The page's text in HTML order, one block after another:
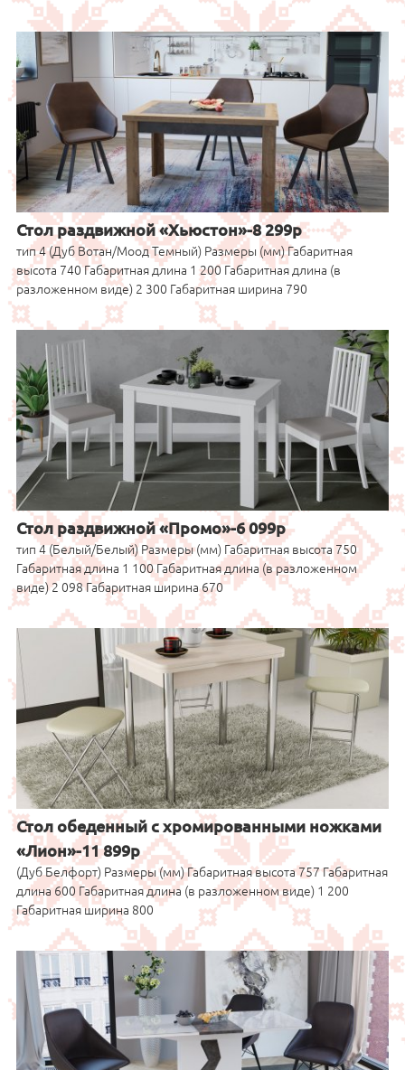
Стол раздвижной «Хьюстон»-8 299р
тип 4 (Дуб Вотан/Моод Темный) Размеры (мм) Габаритная
высота 740 Габаритная длина 1 200 Габаритная длина (в
разложенном виде) 2 300 Габаритная ширина 790
Стол раздвижной «Промо»-6 099р
тип 4 (Белый/Белый) Размеры (мм) Габаритная высота 750
Габаритная длина 1 100 Габаритная длина (в разложенном
виде) 2 098 Габаритная ширина 670
Стол обеденный с хромированными ножками
«Лион»-11 899р
(Дуб Белфорт) Размеры (мм) Габаритная высота 757 Габаритная
длина 600 Габаритная длина (в разложенном виде) 1 200
Габаритная ширина 800